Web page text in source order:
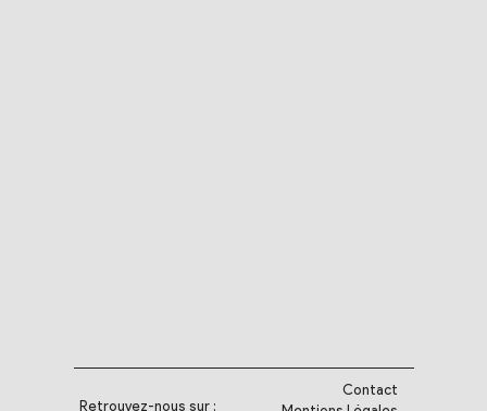
Retrouvez-nous sur :
Contact